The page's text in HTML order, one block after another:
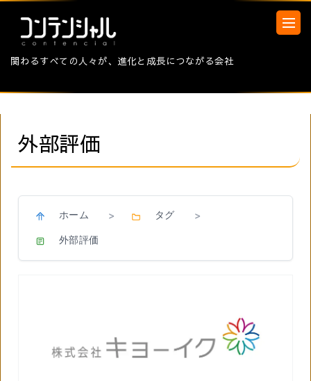
関わるすべての人々が、進化と成長につながる会社
外部評価
ホーム > タグ >
外部評価